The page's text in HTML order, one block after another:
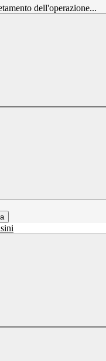
dell'operazione...